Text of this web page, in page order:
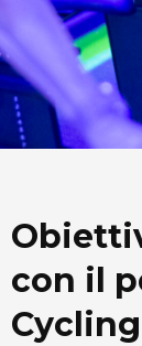
con il
Cycling